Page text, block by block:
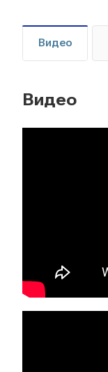
Видео
Видео